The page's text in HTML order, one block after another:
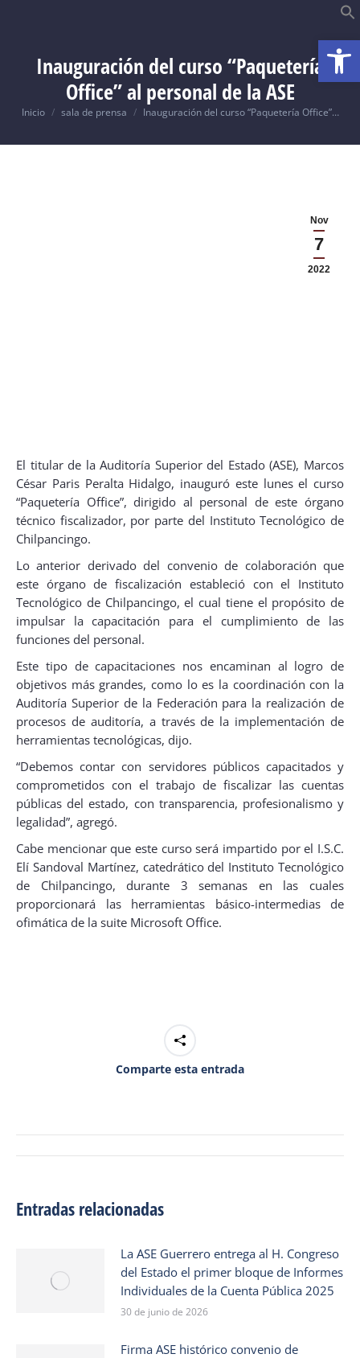
Inauguración del curso “Paquetería
Office” al personal de la ASE
Usted está aquí:
Inicio sala de prensa Inauguración del curso “Paquetería Office”…
Nov
7
2022
El titular de la Auditoría Superior del Estado (ASE), Marcos
César Paris Peralta Hidalgo, inauguró este lunes el curso
“Paquetería Office”, dirigido al personal de este órgano
técnico fiscalizador, por parte del Instituto Tecnológico de
Chilpancingo.
Lo anterior derivado del convenio de colaboración que
este órgano de fiscalización estableció con el Instituto
Tecnológico de Chilpancingo, el cual tiene el propósito de
impulsar la capacitación para el cumplimiento de las
funciones del personal.
Este tipo de capacitaciones nos encaminan al logro de
objetivos más grandes, como lo es la coordinación con la
Auditoría Superior de la Federación para la realización de
procesos de auditoría, a través de la implementación de
herramientas tecnológicas, dijo.
“Debemos contar con servidores públicos capacitados y
comprometidos con el trabajo de fiscalizar las cuentas
públicas del estado, con transparencia, profesionalismo y
legalidad”, agregó.
Cabe mencionar que este curso será impartido por el I.S.C.
Elí Sandoval Martínez, catedrático del Instituto Tecnológico
de Chilpancingo, durante 3 semanas en las cuales
proporcionará las herramientas básico-intermedias de
ofimática de la suite Microsoft Office.
Comparte esta entrada
entradas
Entradas relacionadas
La ASE Guerrero entrega al H. Congreso
del Estado el primer bloque de Informes
Individuales de la Cuenta Pública 2025
30 de junio de 2026
Firma ASE histórico convenio de